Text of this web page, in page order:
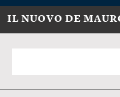
IL NUOVO DE